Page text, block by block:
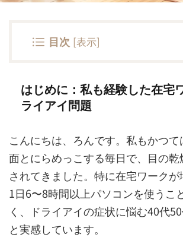
目次 [表示]
はじめに：私も経験した在宅
ライアイ問題
こんにちは、ろんです。私もかつ
面とにらめっこする毎日で、目の乾
されてきました。特に在宅ワークが
1日6〜8時間以上パソコンを使うこ
く、ドライアイの症状に悩む40代
と実感しています。